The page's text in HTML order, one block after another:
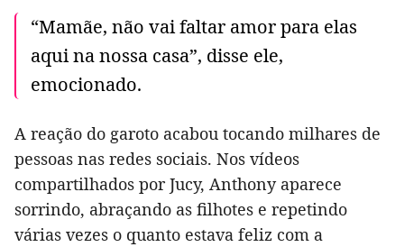
“Mamãe, não vai faltar amor para elas
aqui na nossa casa”, disse ele,
emocionado.
A reação do garoto acabou tocando milhares de
pessoas nas redes sociais. Nos vídeos
compartilhados por Jucy, Anthony aparece
sorrindo, abraçando as filhotes e repetindo
várias vezes o quanto estava feliz com a